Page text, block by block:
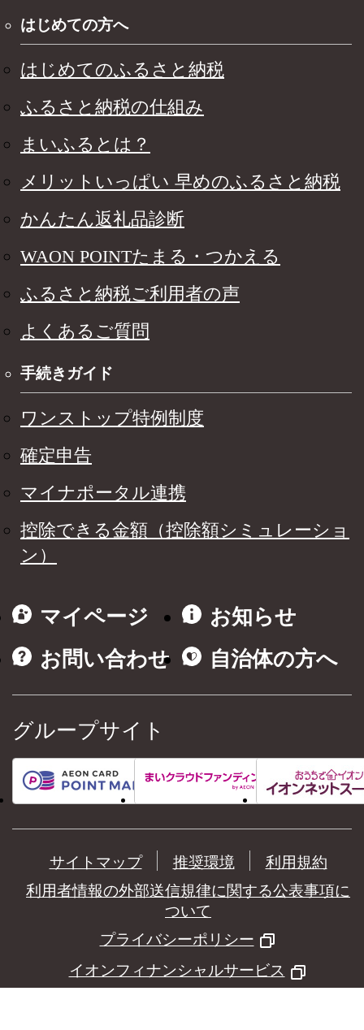
はじめての方へ
はじめてのふるさと納税
ふるさと納税の仕組み
まいふるとは？
メリットいっぱい 早めのふるさと納税
かんたん返礼品診断
WAON POINTたまる・つかえる
ふるさと納税ご利用者の声
よくあるご質問
手続きガイド
ワンストップ特例制度
確定申告
マイナポータル連携
控除できる金額（控除額シミュレーショ
ン）
マイページ
お知らせ
お問い合わせ
自治体の方へ
グループサイト
サイトマップ 推奨環境
利用規約
利用者情報の外部送信規律に関する公表事項に
ついて
プライバシーポリシー
イオンフィナンシャルサービス